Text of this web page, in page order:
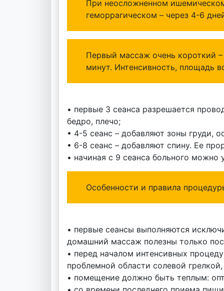
При неосложненном
геморрагическом – через 4-6
Первый массаж очень короткий
минут. Интенсивность, площадь
• первые 3 сеанса разрешается
бедро, плечо;
• 4-5 сеанс – добавляют зоны груди,
• 6-8 сеанс – добавляют спину. Ее
• начиная с 9 сеанса больного можно
Особенности и правила
• первые сеансы выполняются
домашний массаж полезны только
• перед началом интенсивных
проблемной области солевой
• помещение должно быть теплым: